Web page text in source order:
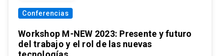
Conferencias
Workshop M-NEW 2023: Presente y futuro
del trabajo y el rol de las nuevas